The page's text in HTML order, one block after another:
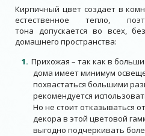
Кирпичный цвет создает в
естественное тепло,
тона допускается во всех,
домашнего пространства:
Прихожая – так как в
дома имеет минимум
похвастаться большими
рекомендуется
Но не стоит отказываться
декора в этой цветовой
выгодно подчеркивать